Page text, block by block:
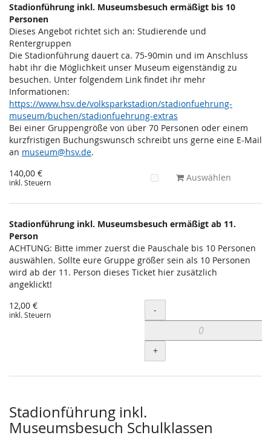
Stadionführung inkl. Museumsbesuch ermäßigt bis 10
Personen
Dieses Angebot richtet sich an: Studierende und
Rentergruppen
Die Stadionführung dauert ca. 75-90min und im Anschluss
habt ihr die Möglichkeit unser Museum eigenständig zu
besuchen. Unter folgendem Link findet ihr mehr
Informationen:
https://www.hsv.de/volksparkstadion/stadionfuehrung-
museum/buchen/stadionfuehrung-extras
Bei einer Gruppengröße von über 70 Personen oder einem
kurzfristigen Buchungswunsch schreibt uns gerne eine E-Mail
an museum@hsv.de.
140,00 €
inkl. Steuern Auswählen
Stadionführung inkl. Museumsbesuch ermäßigt ab 11.
Person
ACHTUNG: Bitte immer zuerst die Pauschale bis 10 Personen
auswählen. Sollte eure Gruppe größer sein als 10 Personen
wird ab der 11. Person dieses Ticket hier zusätzlich
angeklickt!
12,00 €
inkl. Steuern Menge
-
+
Stadionführung inkl.
Museumsbesuch Schulklassen